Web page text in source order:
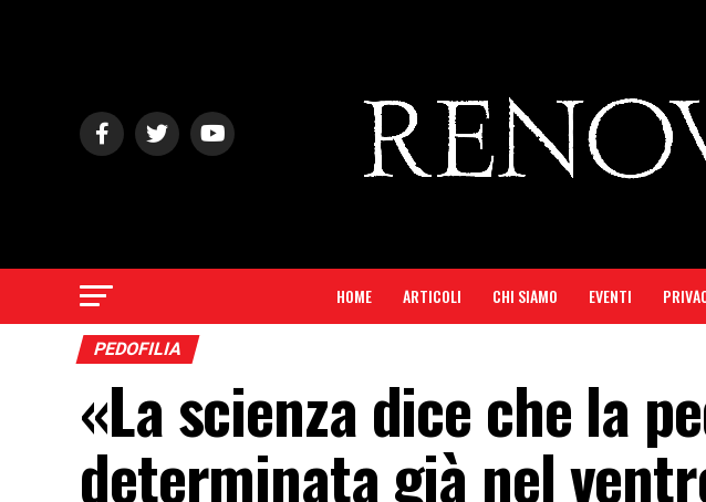
HOME ARTICOLI CHI SIAMO EVENTI
PEDOFILIA
«La scienza dice che la
determinata già nel